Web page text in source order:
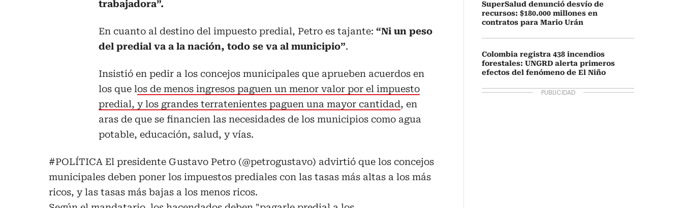
trabajadora”.
En cuanto al destino del impuesto predial, Petro es tajante: “Ni un peso
del predial va a la nación, todo se va al municipio”.
Insistió en pedir a los concejos municipales que aprueben acuerdos en
los que los de menos ingresos paguen un menor valor por el impuesto
predial, y los grandes terratenientes paguen una mayor cantidad, en
aras de que se financien las necesidades de los municipios como agua
potable, educación, salud, y vías.
#POLÍTICA El presidente Gustavo Petro (@petrogustavo) advirtió que los concejos
municipales deben poner los impuestos prediales con las tasas más altas a los más
ricos, y las tasas más bajas a los menos ricos.
SuperSalud denunció desvío de
recursos: $180.000 millones en
contratos para Mario Urán
Colombia registra 438 incendios
forestales: UNGRD alerta primeros
efectos del fenómeno de El Niño